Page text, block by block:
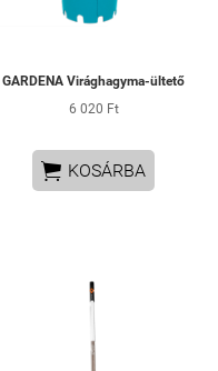
GARDENA Virághagyma-ültető
6 020 Ft
 KOSÁRBA